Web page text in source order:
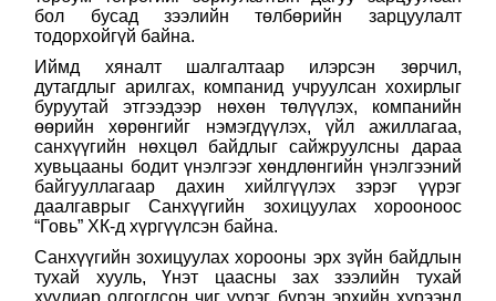
бол бусад зээлийн төлбөрийн зарцуулалт
тодорхойгүй байна.
Иймд хяналт шалгалтаар илэрсэн зөрчил,
дутагдлыг арилгах, компанид учруулсан хохирлыг
буруутай этгээдээр нөхөн төлүүлэх, компанийн
өөрийн хөрөнгийг нэмэгдүүлэх, үйл ажиллагаа,
санхүүгийн нөхцөл байдлыг сайжруулсны дараа
хувьцааны бодит үнэлгээг хөндлөнгийн үнэлгээний
байгууллагаар дахин хийлгүүлэх зэрэг үүрэг
даалгаврыг Санхүүгийн зохицуулах хорооноос
“Говь” ХК-д хүргүүлсэн байна.
Санхүүгийн зохицуулах хорооны эрх зүйн байдлын
тухай хууль, Үнэт цаасны зах зээлийн тухай
хуулиар олгогдсон чиг үүрэг, бүрэн эрхийн хүрээнд